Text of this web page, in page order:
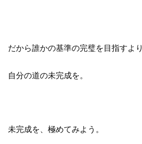
だから誰かの基準の完璧を目指すより
自分の道の未完成を。
未完成を、極めてみよう。